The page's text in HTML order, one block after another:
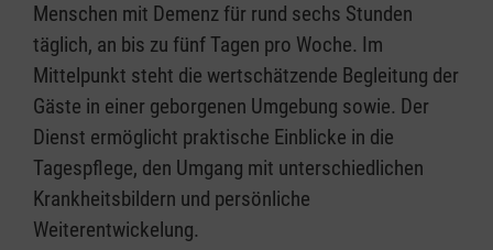
Menschen mit Demenz für rund sechs Stunden
täglich, an bis zu fünf Tagen pro Woche. Im
Mittelpunkt steht die wertschätzende Begleitung der
Gäste in einer geborgenen Umgebung sowie. Der
Dienst ermöglicht praktische Einblicke in die
Tagespflege, den Umgang mit unterschiedlichen
Krankheitsbildern und persönliche
Weiterentwickelung.